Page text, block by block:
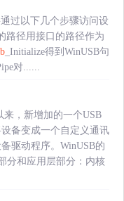
过以下几个步骤访问设
路径用接口的路径作为
_Initialize得到WinUSB句
对......
来，新增加的一个USB
备变成一个自定义通讯
驱动程序。WinUSB的
分和应用层部分：内核